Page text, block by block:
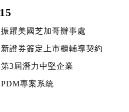
躍美國芝加哥辦事處
證券簽定上市櫃輔導契約
3屆潛力中堅企業
專案系統